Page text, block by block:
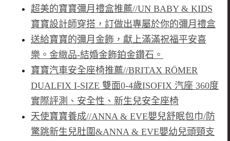
超美的寶寶彌月禮盒推薦//UN BABY & KIDS
寶寶設計師穿搭，訂做出專屬於你的彌月禮盒
送給寶寶的彌月金飾，獻上滿滿祝福平安喜
樂。金緻品-結婚金飾鉑金鑽石。
寶寶汽車安全座椅推薦//BRITAX RÖMER
DUALFIX I-SIZE 雙面0-4歲ISOFIX 汽座 360度
實際評測、安全性、新生兒安全座椅
天使寶寶養成//ANNA & EVE嬰兒舒眠包巾/防
驚跳新生兒肚圍&ANNA & EVE嬰幼兒頭頸支